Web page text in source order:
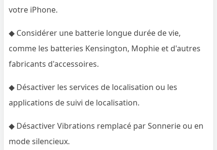
votre iPhone.
◆ Considérer une batterie longue durée de vie,
comme les batteries Kensington, Mophie et d'autres
fabricants d'accessoires.
◆ Désactiver les services de localisation ou les
applications de suivi de localisation.
◆ Désactiver Vibrations remplacé par Sonnerie ou en
mode silencieux.